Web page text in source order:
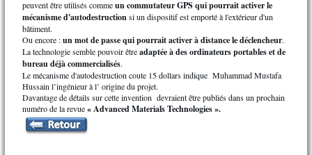
peuvent être utilisés commeun commutateur GPS qui pourrait activer le
mécanisme d'autodestructionsi un dispositif est emporté à l'extérieur d'un
bâtiment.
Ou encore :un mot de passe qui pourrait activer à distance le déclencheur.
La technologie semble pouvoir êtreadaptée à des ordinateurs portables et de
bureau déjà commercialisés.
Le mécanisme d'autodestruction coute 15 dollars indique Muhammad Mustafa
Hussain l’ingénieur à l’ origine du projet.
Davantage de détails sur cette invention devraient être publiés dans un prochain
numéro de la revue« Advanced Materials Technologies ».